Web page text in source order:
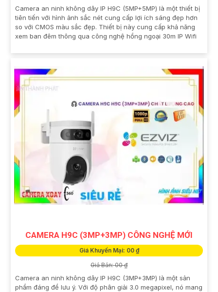
Camera an ninh không dây IP H9C (5MP+5MP) là một thiết bị
tiên tiến với hình ảnh sắc nét cung cấp lợi ích sáng đẹp hơn
so với CMOS màu sắc đẹp. Thiết bị này cung cấp khả năng
xem ban đêm thông qua công nghệ hồng ngoại 30m IP Wifi
CAMERA H9C (3MP+3MP) CÔNG NGHỆ MỚI
Giá Khuyến Mại: 00 ₫
Giá Bán: 00 ₫
Camera an ninh không dây IP H9C (3MP+3MP) là một sản
phẩm đáng để lưu ý. Với độ phân giải 3.0 megapixel, nó mang